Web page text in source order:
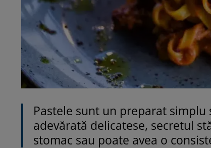
Pastele sunt un preparat
adevărată delicatese, secretul
stomac sau poate avea o